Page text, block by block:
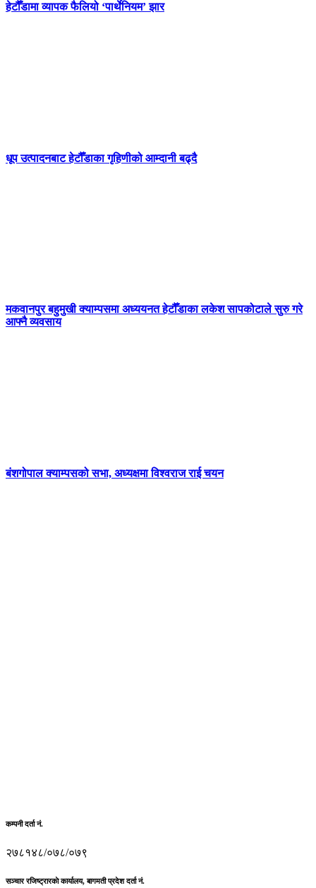
हेटौँडामा व्यापक फैलियो ‘पार्थेनियम’ झार
धूप उत्पादनबाट हेटौँडाका गृहिणीको आम्दानी बढ्दै
मकवानपुर बहुमुखी क्याम्पसमा अध्ययनत हेटौँडाका लकेश सापकोटाले सुरु गरे
आफ्नै व्यवसाय
बंशगोपाल क्याम्पसको सभा, अध्यक्षमा विश्वराज राई चयन
कम्पनी दर्ता नं.
२७८१४८/०७८/०७९
सञ्चार रजिष्ट्रारकाे कार्यालय, बागमती प्रदेश दर्ता नं.